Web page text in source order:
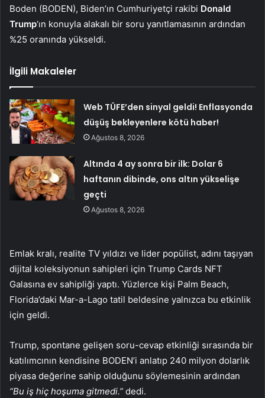
Boden (BODEN), Biden’ın Cumhuriyetçi rakibi Donald
Trump‘ın konuyla alakalı bir soru yanıtlamasının ardından
%25 oranında yükseldi.
İlgili Makaleler
Web TÜFE’den sinyal geldi! Enflasyonda
düşüş bekleyenlere kötü haber!
Ağustos 8, 2026
Altında 4 ay sonra bir ilk: Dolar 6
haftanın dibinde, ons altın yükselişe
geçti
Ağustos 8, 2026
Emlak kralı, realite TV yıldızı ve lider popülist, adını taşıyan
dijital koleksiyonun sahipleri için Trump Cards NFT
Galasına ev sahipliği yaptı. Yüzlerce kişi Palm Beach,
Florida’daki Mar-a-Lago tatil beldesine yalnızca bu etkinlik
için geldi.
Trump, spontane gelişen soru-cevap etkinliği sırasında bir
katılımcının kendisine BODEN’i anlatıp 240 milyon dolarlık
piyasa değerine sahip olduğunu söylemesinin ardından
“Bu iş hiç hoşuma gitmedi.” dedi.